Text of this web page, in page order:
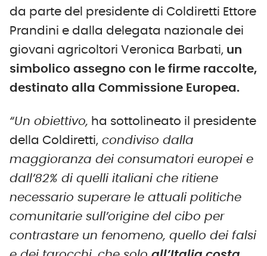
da parte del presidente di Coldiretti Ettore
Prandini e dalla delegata nazionale dei
giovani agricoltori Veronica Barbati, un
simbolico assegno con le firme raccolte,
destinato alla Commissione Europea.
“Un obiettivo, ha sottolineato il presidente
della Coldiretti, condiviso dalla
maggioranza dei consumatori europei e
dall’82% di quelli italiani che ritiene
necessario superare le attuali politiche
comunitarie sull’origine del cibo per
contrastare un fenomeno, quello dei falsi